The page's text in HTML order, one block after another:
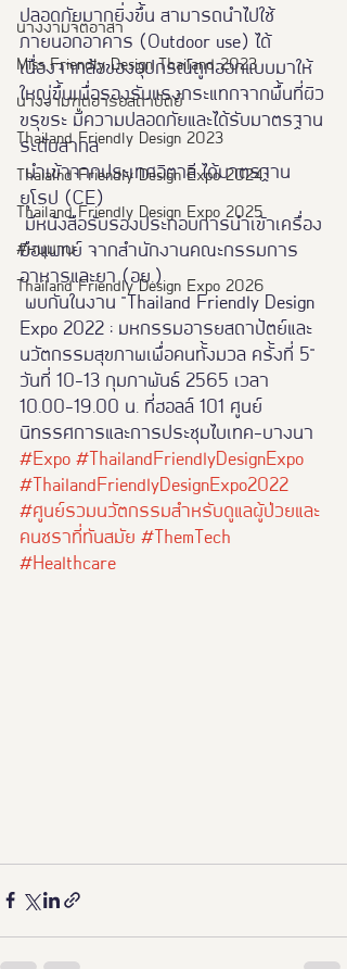
นางงามจิตอาสา
Miss Friendly Design Thailand 2023
นางงามฑูตอารยสถาปัตย์
Thailand Friendly Design 2023
Thaialnd Friendly Design Expo 2024
Thailand Friendly Design Expo 2025
#หนุมาน
Thailand Friendly Design Expo 2026
ปลอดภัยมากยิ่งขึ้น สามารถนำไปใช้
ภายนอกอาคาร (Outdoor use) ได้
เนื่องจากล้อของอุปกรณ์ถูกออกแบบมาให้
ใหญ่ขึ้นเพื่อรองรับแรงกระแทกจากพื้นที่ผิว
ขรุขระ มีความปลอดภัยและได้รับมาตรฐาน
ระดับสากล
นำเข้าจากประเทศอิตาลี ได้มาตรฐาน
ยุโรป (CE)
มือแพทย์ จากสำนักงานคณะกรรมการ
อาหารและยา (อย.)
Expo 2022 : มหกรรมอารยสถาปัตย์และ
นวัตกรรมสุขภาพเพื่อคนทั้งมวล ครั้งที่ 5"
วันที่ 10-13 กุมภาพันธ์ 2565 เวลา
10.00-19.00 น. ที่ฮอลล์ 101 ศูนย์
นิทรรศการและการประชุมไบเทค-บางนา
#Expo #ThailandFriendlyDesignExpo
#ThailandFriendlyDesignExpo2022
#ศูนย์รวมนวัตกรรมสำหรับดูแลผู้ป่วยและ
คนชราที่ทันสมัย #ThemTech
#Healthcare